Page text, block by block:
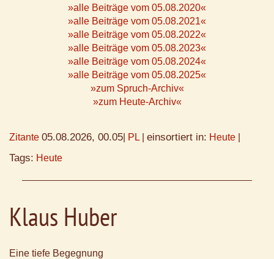
»alle Beiträge vom 05.08.2020«
»alle Beiträge vom 05.08.2021«
»alle Beiträge vom 05.08.2022«
»alle Beiträge vom 05.08.2023«
»alle Beiträge vom 05.08.2024«
»alle Beiträge vom 05.08.2025«
»zum Spruch-Archiv«
»zum Heute-Archiv«
Zitante 05.08.2026, 00.05 PL einsortiert in: Heute
Tags: Heute
Klaus Huber
Eine tiefe Begegnung